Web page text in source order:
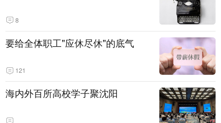
8
要给全体职工"应休尽休"的底气
121
海内外百所高校学子聚沈阳